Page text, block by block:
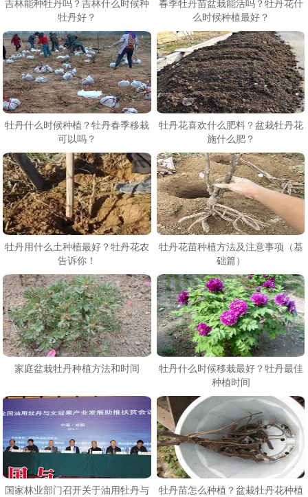
吉林能种牡丹吗？吉林什么时候种
牡丹好？
春季牡丹苗盆栽能活吗？牡丹花什
么时候种植最好？
牡丹什么时候种植？牡丹春季移栽
可以吗？
牡丹花喜欢什么肥料？盆栽牡丹花
施什么肥？
牡丹用什么土种植最好？牡丹花农
告诉你！
牡丹花苗种植方法及注意事项（基
础篇）
家庭盆栽牡丹种植方法和时间
牡丹什么时候移栽最好？牡丹最佳
种植时间
国家林业部门召开关于油用牡丹与
牡丹苗怎么种植？盆栽牡丹花种植